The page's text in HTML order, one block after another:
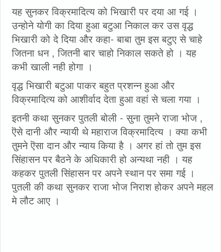
यह सुनकर विक्रमादित्य को भिखारी पर दया आ गई ।
उन्होने योगी का दिया हुआ बटुआ निकाल कर उस वृद्ध
भिखारी को दे दिया और कहा- बाबा तुम इस बटुए से चाहे
जितना धन , जितनी बार चाहो निकाल सकते हो । यह
कभी खाली नही होगा ।
वृद्ध भिखारी बटुआ पाकर बहुत प्रशन्न हुआ और
विक्रमादित्य को आशीर्वाद देता हुआ वहां से चला गया ।
इतनी कथा सुनकर पुतली बोली - सुना तुमने राजा भोज ,
ऎसे दानी और न्यायी थे महाराज विक्रमादित्य । क्या कभी
तुमने ऎसा दान और न्याय किया है । अगर हां तो तुम इस
सिंहासन पर बैठने के अधिकारी हो अन्यथा नही । यह
कहकर पुतली सिंहासन पर अपने स्थान पर समा गई ।
पुतली की कथा सुनकर राजा भोज निराश होकर अपने महल
मे लौट आए ।